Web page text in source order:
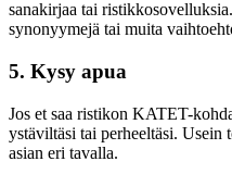
sanakirjaa tai
synonyymejä tai muita
5. Kysy apua
Jos et saa ristikon KATET-
ystäviltäsi tai perheeltäsi. Usein
asian eri tavalla.